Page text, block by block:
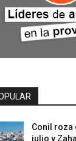
Conil roza
julio y